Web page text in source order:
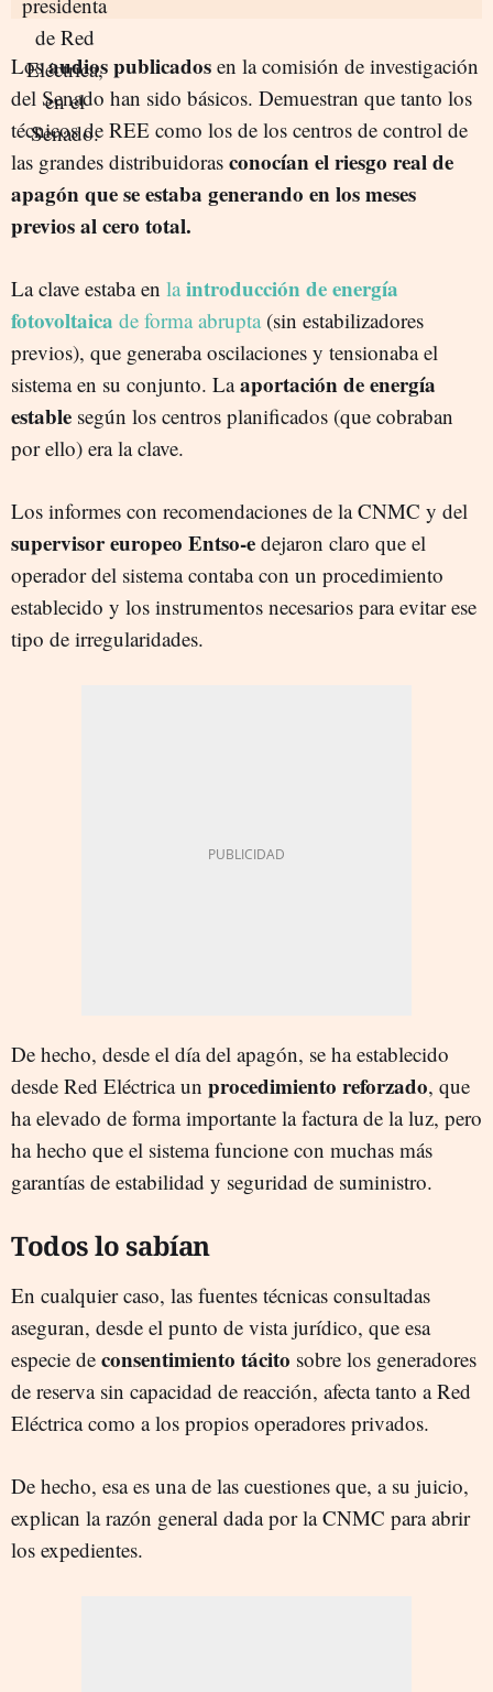
Losaudios publicados en la comisión de investigación
del Senado han sido básicos. Demuestran que tanto los
técnicos de REE como los de los centros de control de
las grandes distribuidoras conocían el riesgo real de
apagón que se estaba generando en los meses
previos al cero total.
La clave estaba en laintroducción de energía
fotovoltaica de forma abrupta (sin estabilizadores
previos), que generaba oscilaciones y tensionaba el
sistema en su conjunto. Laaportación de energía
estable según los centros planificados (que cobraban
por ello) era la clave.
Los informes con recomendaciones de la CNMC y del
supervisor europeo Entso-e dejaron claro que el
operador del sistema contaba con un procedimiento
establecido y los instrumentos necesarios para evitar ese
tipo de irregularidades.
De hecho, desde el día del apagón, se ha establecido
desde Red Eléctrica un procedimiento reforzado, que
ha elevado de forma importante la factura de la luz, pero
ha hecho que el sistema funcione con muchas más
garantías de estabilidad y seguridad de suministro.
Todos lo sabían
En cualquier caso, las fuentes técnicas consultadas
aseguran, desde el punto de vista jurídico, que esa
especie de consentimiento tácito sobre los generadores
de reserva sin capacidad de reacción, afecta tanto a Red
Eléctrica como a los propios operadores privados.
De hecho, esa es una de las cuestiones que, a su juicio,
explican la razón general dada por la CNMC para abrir
los expedientes.